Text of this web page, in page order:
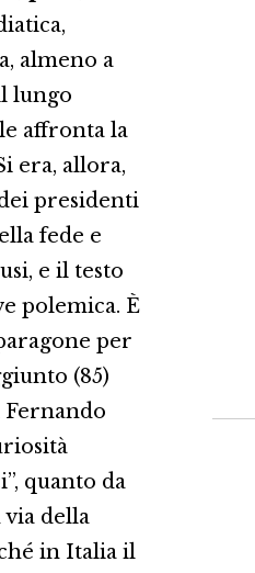
almeno a
lungo
affronta la
era, allora,
presidenti
fede e
e il testo
polemica. È
per
(85)
quanto da
della
in Italia il